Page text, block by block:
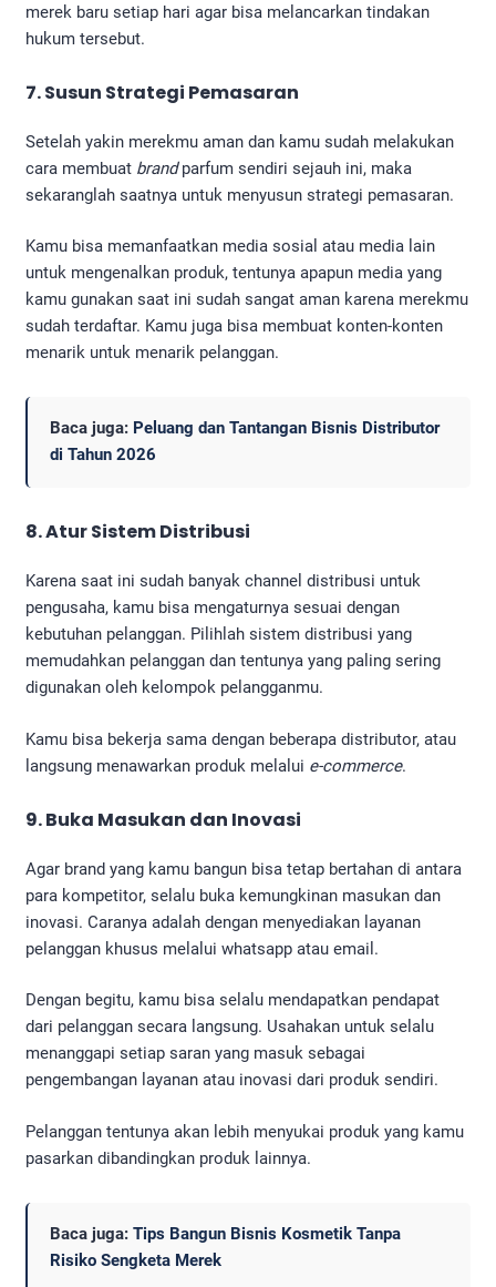
merek baru setiap hari agar bisa melancarkan tindakan
hukum tersebut.
7. Susun Strategi Pemasaran
Setelah yakin merekmu aman dan kamu sudah melakukan
cara membuat brandparfum sendiri sejauh ini, maka
sekaranglah saatnya untuk menyusun strategi pemasaran.
Kamu bisa memanfaatkan media sosial atau media lain
untuk mengenalkan produk, tentunya apapun media yang
kamu gunakan saat ini sudah sangat aman karena merekmu
sudah terdaftar. Kamu juga bisa membuat konten-konten
menarik untuk menarik pelanggan.
Baca juga: Peluang dan Tantangan Bisnis Distributor
di Tahun 2026
8. Atur Sistem Distribusi
Karena saat ini sudah banyak channel distribusi untuk
pengusaha, kamu bisa mengaturnya sesuai dengan
kebutuhan pelanggan. Pilihlah sistem distribusi yang
memudahkan pelanggan dan tentunya yang paling sering
digunakan oleh kelompok pelangganmu.
Kamu bisa bekerja sama dengan beberapa distributor, atau
langsung menawarkan produk melalui e-commerce.
9. Buka Masukan dan Inovasi
Agar brand yang kamu bangun bisa tetap bertahan di antara
para kompetitor, selalu buka kemungkinan masukan dan
inovasi. Caranya adalah dengan menyediakan layanan
pelanggan khusus melalui whatsapp atau email.
Dengan begitu, kamu bisa selalu mendapatkan pendapat
dari pelanggan secara langsung. Usahakan untuk selalu
menanggapi setiap saran yang masuk sebagai
pengembangan layanan atau inovasi dari produk sendiri.
Pelanggan tentunya akan lebih menyukai produk yang kamu
pasarkan dibandingkan produk lainnya.
Baca juga: Tips Bangun Bisnis Kosmetik Tanpa
Risiko Sengketa Merek